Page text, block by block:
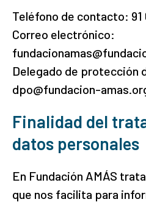
Teléfono de contacto: 91
Correo electrónico:
Delegado de protección
dpo@fundacion-
Finalidad del
datos personales
En Fundación AMÁS
que nos facilita para